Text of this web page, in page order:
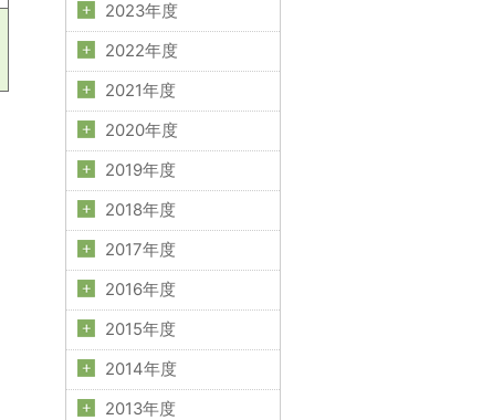
2023年度
2022年度
2021年度
2020年度
2019年度
2018年度
2017年度
2016年度
2015年度
2014年度
2013年度